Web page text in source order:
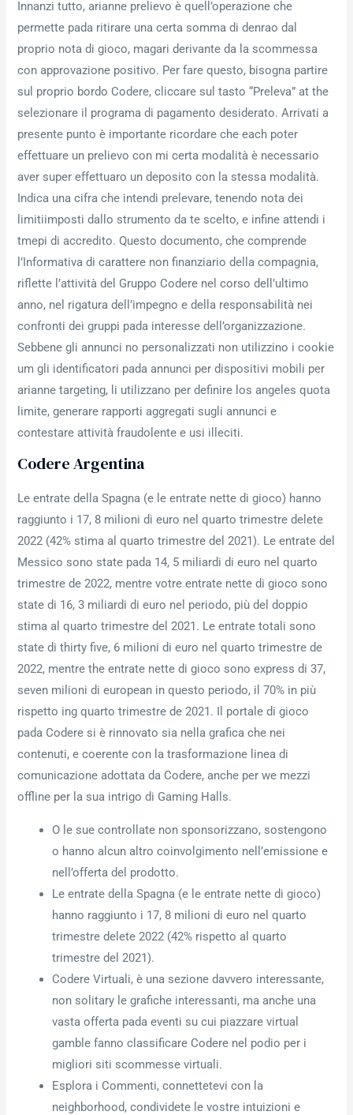
Innanzi tutto, arianne prelievo è quell’operazione che
permette pada ritirare una certa somma di denrao dal
proprio nota di gioco, magari derivante da la scommessa
con approvazione positivo. Per fare questo, bisogna partire
sul proprio bordo Codere, cliccare sul tasto “Preleva” at the
selezionare il programa di pagamento desiderato. Arrivati a
presente punto è importante ricordare che each poter
effettuare un prelievo con mi certa modalità è necessario
aver super effettuaro un deposito con la stessa modalità.
Indica una cifra che intendi prelevare, tenendo nota dei
limitiimposti dallo strumento da te scelto, e infine attendi i
tmepi di accredito. Questo documento, che comprende
l’Informativa di carattere non finanziario della compagnia,
riflette l’attività del Gruppo Codere nel corso dell’ultimo
anno, nel rigatura dell’impegno e della responsabilità nei
confronti dei gruppi pada interesse dell’organizzazione.
Sebbene gli annunci no personalizzati non utilizzino i cookie
um gli identificatori pada annunci per dispositivi mobili per
arianne targeting, li utilizzano per definire los angeles quota
limite, generare rapporti aggregati sugli annunci e
contestare attività fraudolente e usi illeciti.
Codere Argentina
Le entrate della Spagna (e le entrate nette di gioco) hanno
raggiunto i 17, 8 milioni di euro nel quarto trimestre delete
2022 (42% stima al quarto trimestre del 2021). Le entrate del
Messico sono state pada 14, 5 miliardi di euro nel quarto
trimestre de 2022, mentre votre entrate nette di gioco sono
state di 16, 3 miliardi di euro nel periodo, più del doppio
stima al quarto trimestre del 2021. Le entrate totali sono
state di thirty five, 6 milioni di euro nel quarto trimestre de
2022, mentre the entrate nette di gioco sono express di 37,
seven milioni di european in questo periodo, il 70% in più
rispetto ing quarto trimestre de 2021. Il portale di gioco
pada Codere si è rinnovato sia nella grafica che nei
contenuti, e coerente con la trasformazione linea di
comunicazione adottata da Codere, anche per we mezzi
offline per la sua intrigo di Gaming Halls.
O le sue controllate non sponsorizzano, sostengono
o hanno alcun altro coinvolgimento nell’emissione e
nell’offerta del prodotto.
Le entrate della Spagna (e le entrate nette di gioco)
hanno raggiunto i 17, 8 milioni di euro nel quarto
trimestre delete 2022 (42% rispetto al quarto
trimestre del 2021).
Codere Virtuali, è una sezione davvero interessante,
non solitary le grafiche interessanti, ma anche una
vasta offerta pada eventi su cui piazzare virtual
gamble fanno classificare Codere nel podio per i
migliori siti scommesse virtuali.
Esplora i Commenti, connettetevi con la
neighborhood, condividete le vostre intuizioni e